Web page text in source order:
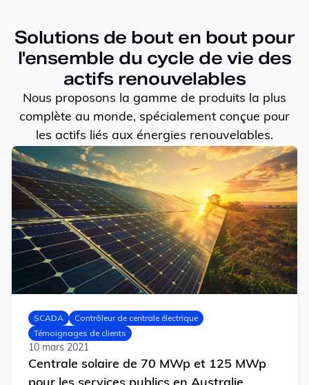
Solutions de bout en bout pour
l'ensemble du cycle de vie des
actifs renouvelables
Nous proposons la gamme de produits la plus
complète au monde, spécialement conçue pour
les actifs liés aux énergies renouvelables.
SCADA
Contrôleur de centrale électrique
Témoignages de clients
10 mars 2021
Centrale solaire de 70 MWp et 125 MWp